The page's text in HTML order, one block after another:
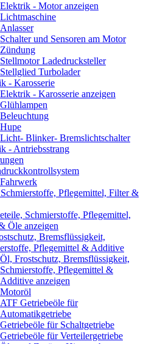
Elektrik - Motor anzeigen
Lichtmaschine
Anlasser
Schalter und Sensoren am Motor
Zündung
Stellmotor Ladedrucksteller
Stellglied Turbolader
- Karosserie
Elektrik - Karosserie anzeigen
Glühlampen
Beleuchtung
Hupe
Licht- Blinker- Bremslichtschalter
- Antriebsstrang
Pflegemittel, Filter &
Schmierstoffe, Pflegemittel,
Öle anzeigen
Bremsflüssigkeit,
Pflegemittel & Additive
Öl, Frostschutz, Bremsflüssigkeit,
Schmierstoffe, Pflegemittel &
Additive anzeigen
Motoröl
ATF Getriebeöle für
Automatikgetriebe
Getriebeöle für Schaltgetriebe
Getriebeöle für Verteilergetriebe